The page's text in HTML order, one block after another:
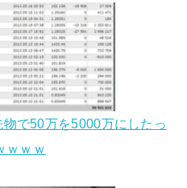
物で50万を5000万にしたっ
ｗｗｗ